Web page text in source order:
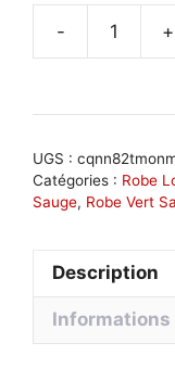
- +
UGS :
Catégories : Robe
Sauge, Robe Vert
Description